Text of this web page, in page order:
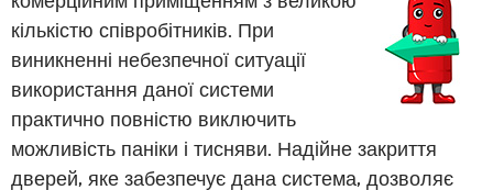
кількістю співробітників. При
виникненні небезпечної ситуації
використання даної системи
практично повністю виключить
можливість паніки і тисняви. Надійне закриття
дверей, яке забезпечує дана система, дозволяє